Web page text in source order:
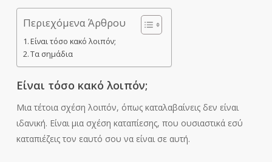
Περιεχόμενα Άρθρου
Είναι τόσο κακό λοιπόν;
Τα σημάδια
Είναι τόσο κακό λοιπόν;
Μια τέτοια σχέση λοιπόν, όπως καταλαβαίνεις δεν είναι
ιδανική. Είναι μια σχέση καταπίεσης, που ουσιαστικά εσύ
καταπιέζεις τον εαυτό σου να είναι σε αυτή.